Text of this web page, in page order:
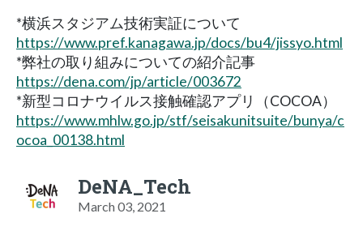
*横浜スタジアム技術実証について
https://www.pref.kanagawa.jp/docs/bu4/jissyo.html
*弊社の取り組みについての紹介記事
https://dena.com/jp/article/003672
*新型コロナウイルス接触確認アプリ（COCOA）
https://www.mhlw.go.jp/stf/seisakunitsuite/bunya/c
ocoa_00138.html
DeNA_Tech
March 03, 2021